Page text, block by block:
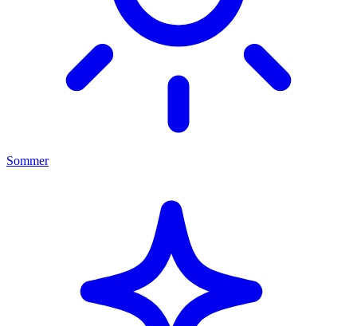
Sommer